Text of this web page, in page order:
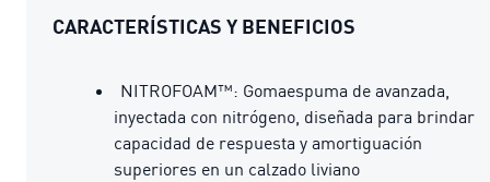
CARACTERÍSTICAS Y BENEFICIOS
NITROFOAM™: Gomaespuma de avanzada,
inyectada con nitrógeno, diseñada para brindar
capacidad de respuesta y amortiguación
superiores en un calzado liviano